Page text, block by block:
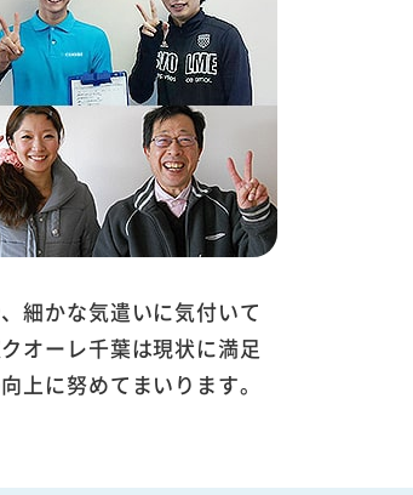
細かな気遣いに気付いて
オーレ千葉は現状に満足
上に努めてまいります。